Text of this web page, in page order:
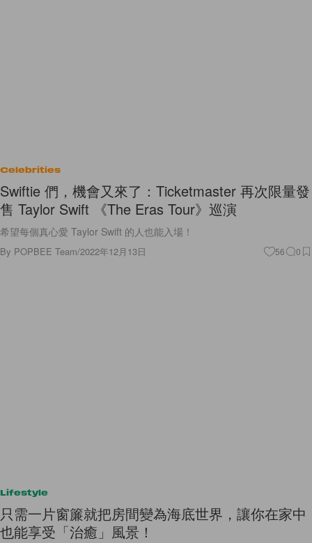
Celebrities
Swiftie 們，機會又來了：Ticketmaster 再次限量發
售 Taylor Swift 《The Eras Tour》巡演
希望每個真心愛 Taylor Swift 的人也能入場！
By POPBEE Team/2022年12月13日 56 0
Lifestyle
只需一片窗簾就把房間變為海底世界，讓你在家中
也能享受「治癒」風景！